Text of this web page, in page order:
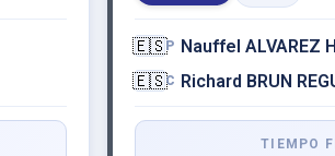
🇪🇸P Nauffel ALVAREZ
🇪🇸C Richard BRUN
TIEMPO